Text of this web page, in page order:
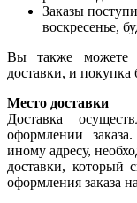
Заказы
воскресенье,
Вы также можете
доставки, и покупка
Место доставки
Доставка
оформлении
иному адресу,
доставки, который
оформления заказа